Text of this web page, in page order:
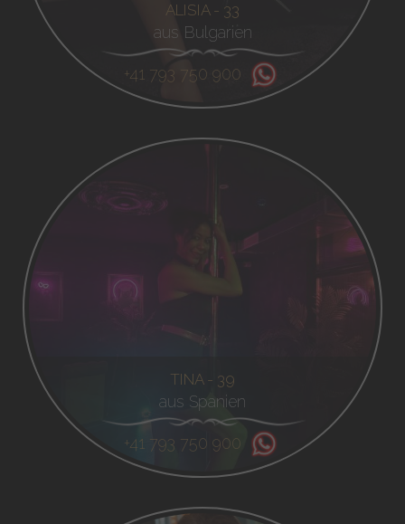
ALISIA - 33
aus Bulgarien
+41 793 750 900
TINA - 39
aus Spanien
+41 793 750 900